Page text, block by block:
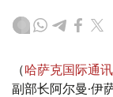
（哈萨克国际通
副部长阿尔曼·伊